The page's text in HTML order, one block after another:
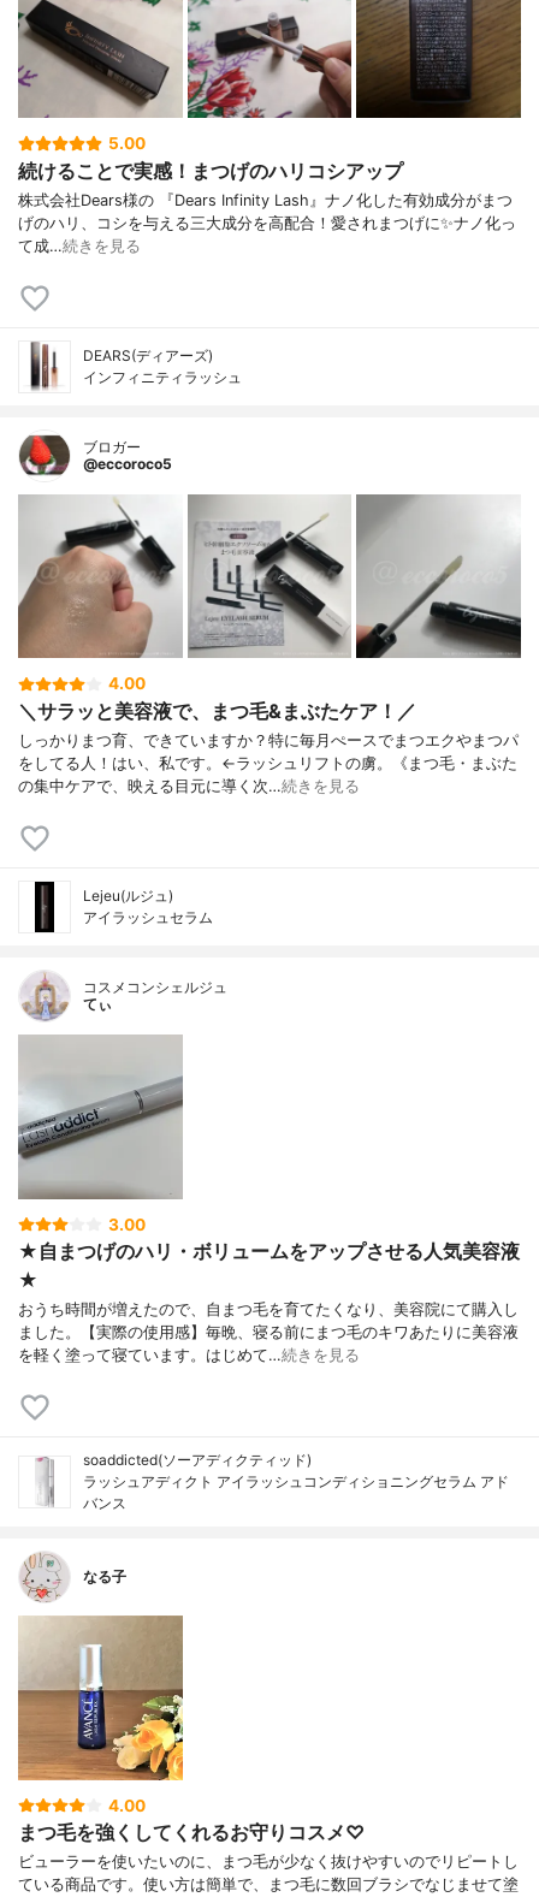
5.00
続けることで実感！まつげのハリコシアップ
株式会社Dears様の 『Dears Infinity Lash』ナノ化した有効成分がまつ
げのハリ、コシを与える三大成分を高配合！愛されまつげに✨ナノ化っ
て成…続きを見る
DEARS(ディアーズ)
インフィニティラッシュ
ブロガー
@eccoroco5
4.00
＼サラッと美容液で、まつ毛&まぶたケア！／
しっかりまつ育、できていますか？特に毎月ぺースでまつエクやまつパ
をしてる人！はい、私です。←ラッシュリフトの虜。《まつ毛・まぶた
の集中ケアで、映える目元に導く次…続きを見る
Lejeu(ルジュ)
アイラッシュセラム
コスメコンシェルジュ
てぃ
3.00
★自まつげのハリ・ボリュームをアップさせる人気美容液
★
おうち時間が増えたので、自まつ毛を育てたくなり、美容院にて購入し
ました。【実際の使用感】毎晩、寝る前にまつ毛のキワあたりに美容液
を軽く塗って寝ています。はじめて…続きを見る
soaddicted(ソーアディクティッド)
ラッシュアディクト アイラッシュコンディショニングセラム アド
バンス
なる子
4.00
まつ毛を強くしてくれるお守りコスメ♡
ビューラーを使いたいのに、まつ毛が少なく抜けやすいのでリピートし
ている商品です。使い方は簡単で、まつ毛に数回ブラシでなじませて塗